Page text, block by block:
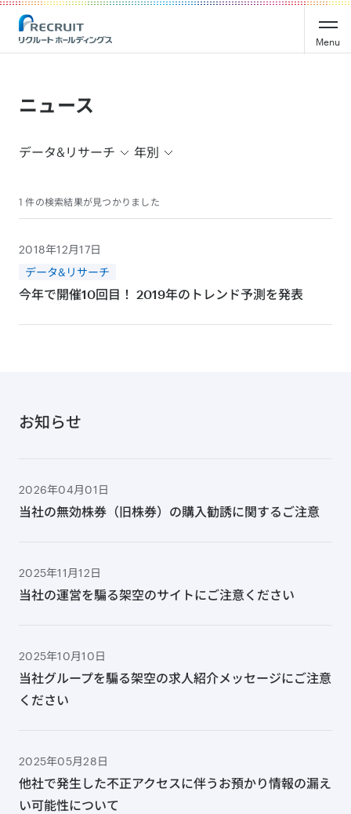
Recruit Holdings
Menu
ニュース
データ&リサーチ 年別
1 件の検索結果が見つかりました
2018年12月17日
データ&リサーチ
今年で開催10回目！ 2019年のトレンド予測を発表
お知らせ
2026年04月01日
当社の無効株券（旧株券）の購入勧誘に関するご注意
2025年11月12日
当社の運営を騙る架空のサイトにご注意ください
2025年10月10日
当社グループを騙る架空の求人紹介メッセージにご注意
ください
2025年05月28日
他社で発生した不正アクセスに伴うお預かり情報の漏え
い可能性について